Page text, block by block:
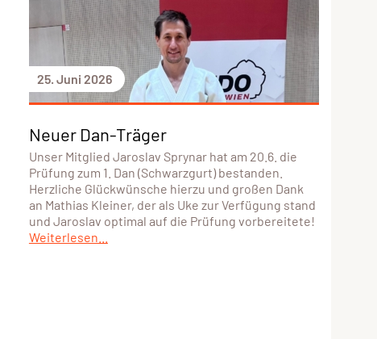
25. Juni 2026
Neuer Dan-Träger
Unser Mitglied Jaroslav Sprynar hat am 20.6. die
Prüfung zum 1. Dan (Schwarzgurt) bestanden.
Herzliche Glückwünsche hierzu und großen Dank
an Mathias Kleiner, der als Uke zur Verfügung stand
und Jaroslav optimal auf die Prüfung vorbereitete!
Weiterlesen...